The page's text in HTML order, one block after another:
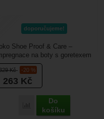
doporučujeme!
Kč -20 %
263 Kč
Porovnat
Do
košíku
Shoe Proof & Care –
na boty s goretexem
jinou membránou. Hodí se
kožené...